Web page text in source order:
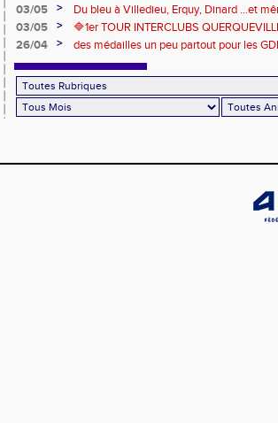
03/05
>
Du bleu à Villedieu, Erquy, Dinard ...et
03/05
>
🔷️1er TOUR INTERCLUBS
26/04
>
des médailles un peu partout pour les